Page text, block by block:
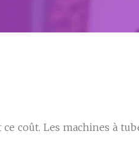
coût. Les machines à